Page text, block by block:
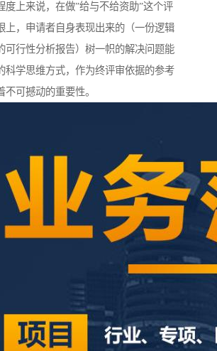
度上来说，在做”给与不给资助”这个评
上，申请者自身表现出来的（一份逻辑
可行性分析报告）树一帜的解决问题能
科学思维方式，作为终评审依据的参考
不可撼动的重要性。